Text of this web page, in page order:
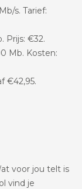
s. Tarief:
Prijs: €32.
Mb. Kosten:
€42,95.
voor jou telt is
vind je